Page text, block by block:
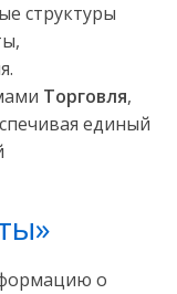
структуры
Торговля,
единый
о